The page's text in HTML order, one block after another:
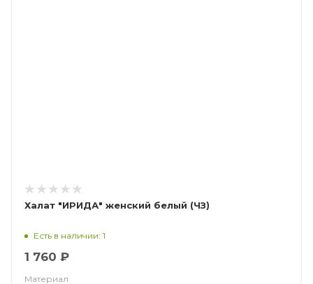
Халат "ИРИДА" женский белый (ЧЗ)
Есть в наличии: 1
1 760 ₽
Материал